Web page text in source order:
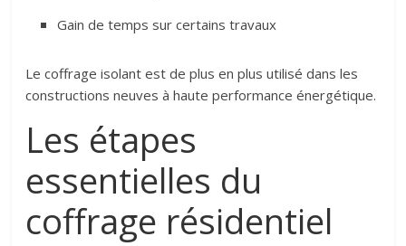
Gain de temps sur certains travaux
Le coffrage isolant est de plus en plus utilisé dans les
constructions neuves à haute performance énergétique.
Les étapes
essentielles du
coffrage résidentiel